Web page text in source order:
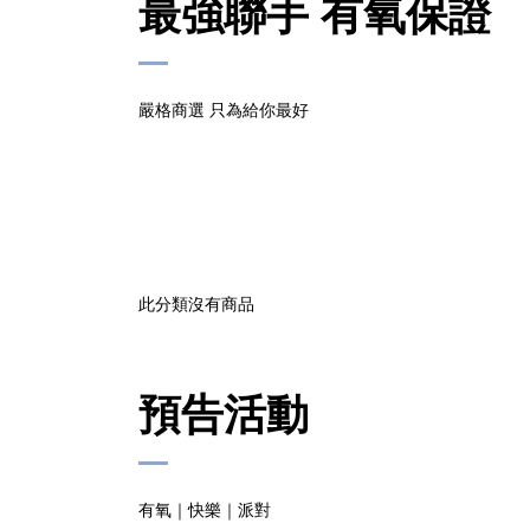
最強聯手 有氧保證
嚴格商選 只為給你最好
此分類沒有商品
預告活動
有氧｜快樂｜派對